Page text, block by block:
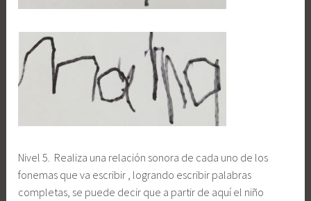
Nivel 5. Realiza una relación sonora de cada uno de los
fonemas que va escribir , logrando escribir palabras
completas, se puede decir que a partir de aquí el niño